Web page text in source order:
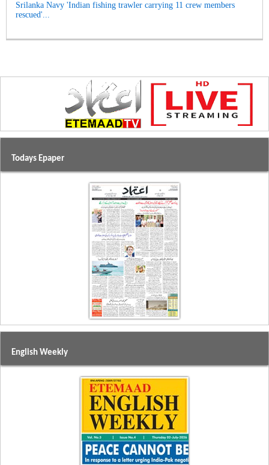
Srilanka Navy 'Indian fishing trawler carrying 11 crew members
rescued'...
Todays Epaper
English Weekly